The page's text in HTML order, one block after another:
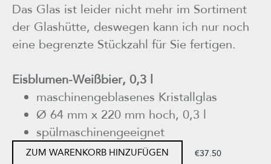
Das Glas ist leider nicht mehr im Sortiment
der Glashütte, deswegen kann ich nur noch
eine begrenzte Stückzahl für Sie fertigen.
Eisblumen-Weißbier, 0,3 l
maschinengeblasenes Kristallglas
Ø 64 mm x 220 mm hoch, 0,3 l
spülmaschinengeeignet
ZUM WARENKORB HINZUFÜGEN €37.50